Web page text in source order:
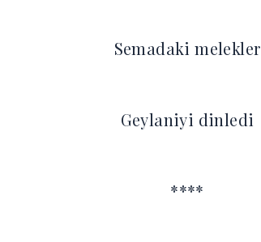
Semadaki melekler
Geylaniyi dinledi
****